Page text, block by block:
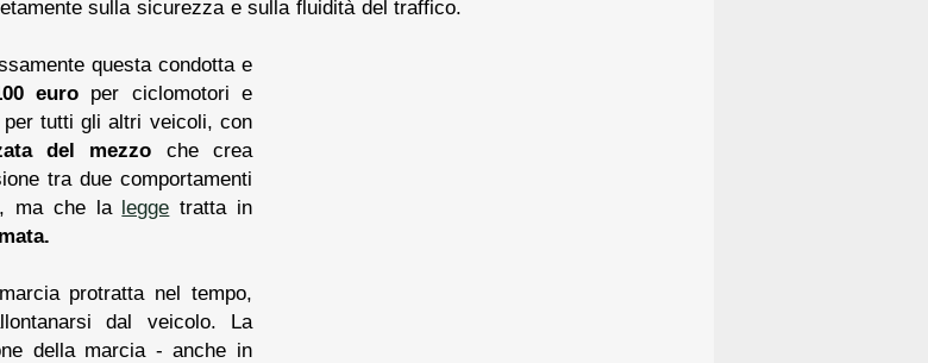
sulla sicurezza e sulla fluidità del traffico.
questa condotta e
euro per ciclomotori e
per tutti gli altri veicoli, con
del mezzo che crea
tra due comportamenti
ma che la legge tratta in
protratta nel tempo,
dal veicolo. La
della marcia - anche in